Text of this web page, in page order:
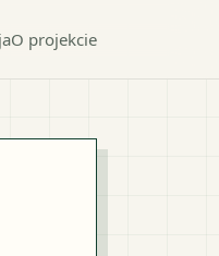
O projekcie